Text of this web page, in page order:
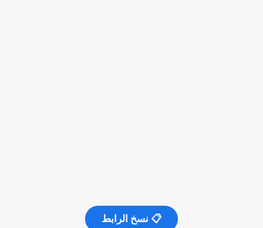
📋 نسخ الرابط